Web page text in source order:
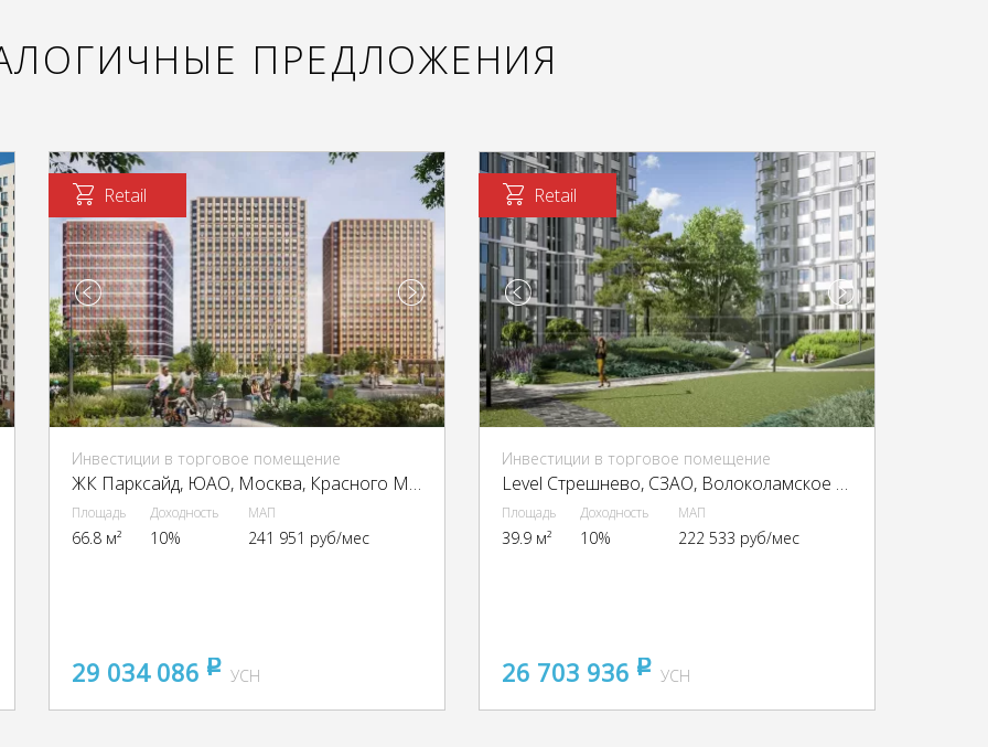
ПРЕДЛОЖЕНИЯ
Retail
Инвестиции в торговое помещение
ЖК Парксайд, ЮАО, Москва, Красного Маяка ул., 26
Площадь
66.8 м²
Доходность
10%
МАП
241 951 руб/мес
29 034 086 pуб
УСН
Retail
Инвестиции в торговое помещение
Level Стрешнево, CЗАО, Волоколамское ш., 81, кор. 2
Площадь
39.9 м²
Доходность
10%
МАП
222 533 руб/мес
26 703 936 pуб
УСН